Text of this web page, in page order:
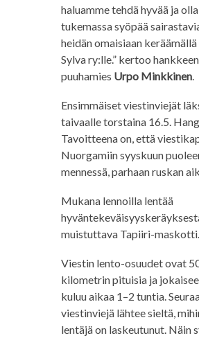
haluamme tehdä hyvää ja olla
tukemassa syöpää
heidän omaisiaan
Sylva ry:lle.” kertoo hankkeen
puuhamies Urpo Minkkinen.
Ensimmäiset viestinviejät
taivaalle torstaina 16.5.
Tavoitteena on, että
Nuorgamiin syyskuun
mennessä, parhaan ruskan
Mukana lennoilla lentää
muistuttava Tapiiri-maskotti.
Viestin lento-osuudet ovat
kilometrin pituisia ja
kuluu aikaa 1–2 tuntia.
viestinviejä lähtee sieltä,
lentäjä on laskeutunut. Näin